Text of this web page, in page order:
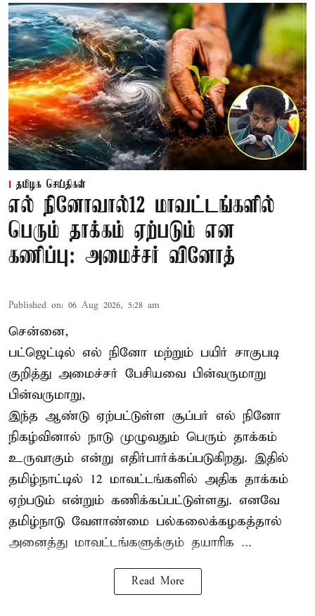
தமிழக செய்திகள்
எல் நினோவால்12 மாவட்டங்களில்
பெரும் தாக்கம் ஏற்படும் என
கணிப்பு: அமைச்சர் வினோத்
Published on: 06 Aug 2026, 5:28 am
சென்னை,
பட்ஜெட்டில் எல் நினோ மற்றும் பயிர் சாகுபடி
குறித்து அமைச்சர் பேசியவை பின்வருமாறு
பின்வருமாறு,
இந்த ஆண்டு ஏற்பட்டுள்ள சூப்பர் எல் நினோ
நிகழ்வினால் நாடு முழுவதும் பெரும் தாக்கம்
உருவாகும் என்று எதிர்பார்க்கப்படுகிறது. இதில்
தமிழ்நாட்டில் 12 மாவட்டங்களில் அதிக தாக்கம்
ஏற்படும் என்றும் கணிக்கப்பட்டுள்ளது. எனவே
தமிழ்நாடு வேளாண்மை பல்கலைக்கழகத்தால்
அனைத்து மாவட்டங்களுக்கும் தயாரிக ...
Read More